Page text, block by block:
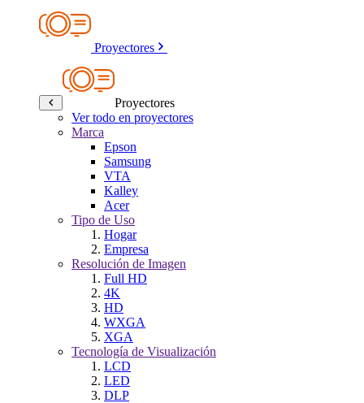
Proyectores
Proyectores
Ver todo en proyectores
Marca
Epson
Samsung
VTA
Kalley
Acer
Tipo de Uso
Hogar
Empresa
Resolución de Imagen
Full HD
4K
HD
WXGA
XGA
Tecnología de Visualización
LCD
LED
DLP